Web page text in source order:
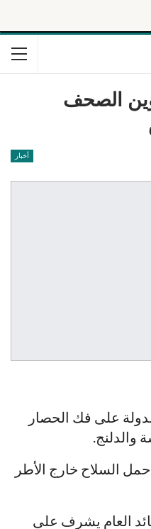
عناوين الصحف
أخبار
على فك الحصار
والدلنج.
السلاح خارج الأطر
العام يشرف على